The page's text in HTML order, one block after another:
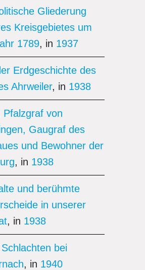
Gliederung
Kreisgebietes um
1789, in 1937
Erdgeschichte des
Ahrweiler, in 1938
Pfalzgraf von
Gaugraf des
und Bewohner der
, in 1938
und berühmte
in unserer
, in 1938
bei
, in 1940